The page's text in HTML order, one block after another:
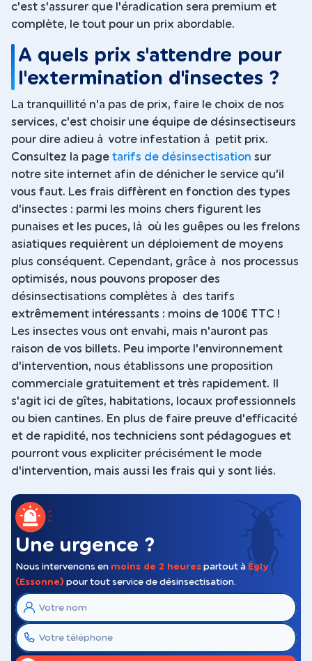
c'est s'assurer que l'éradication sera premium et
complète, le tout pour un prix abordable.
A quels prix s'attendre pour
l'extermination d'insectes ?
La tranquillité n'a pas de prix, faire le choix de nos
services, c'est choisir une équipe de désinsectiseurs
pour dire adieu à votre infestation à petit prix.
Consultez la page tarifs de désinsectisation sur
notre site internet afin de dénicher le service qu'il
vous faut. Les frais diffèrent en fonction des types
d'insectes : parmi les moins chers figurent les
punaises et les puces, là où les guêpes ou les frelons
asiatiques requièrent un déploiement de moyens
plus conséquent. Cependant, grâce à nos processus
optimisés, nous pouvons proposer des
désinsectisations complètes à des tarifs
extrêmement intéressants : moins de 100€ TTC !
Les insectes vous ont envahi, mais n'auront pas
raison de vos billets. Peu importe l'environnement
d'intervention, nous établissons une proposition
commerciale gratuitement et très rapidement. Il
s'agit ici de gîtes, habitations, locaux professionnels
ou bien cantines. En plus de faire preuve d'efficacité
et de rapidité, nos techniciens sont pédagogues et
pourront vous expliciter précisément le mode
d'intervention, mais aussi les frais qui y sont liés.
Une urgence ?
Nous intervenons en moins de 2 heures partout à Égly
(Essonne) pour tout service de désinsectisation.